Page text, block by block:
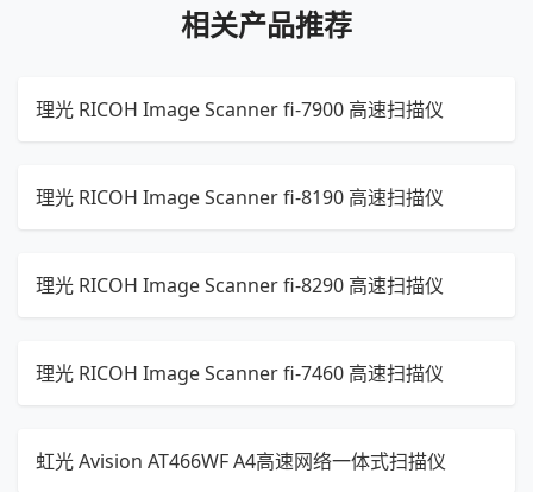
相关产品推荐
理光 RICOH Image Scanner fi-7900 高速扫描仪
理光 RICOH Image Scanner fi-8190 高速扫描仪
理光 RICOH Image Scanner fi-8290 高速扫描仪
理光 RICOH Image Scanner fi-7460 高速扫描仪
虹光 Avision AT466WF A4高速网络一体式扫描仪